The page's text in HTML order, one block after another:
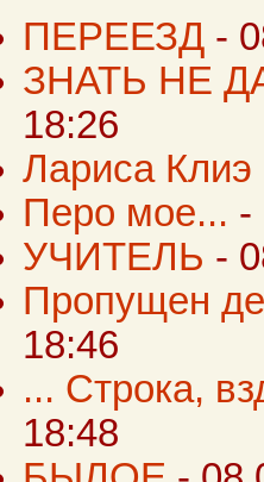
ПЕРЕЕЗД -
ЗНАТЬ НЕ
18:26
Лариса Клиэ
Перо мое... -
УЧИТЕЛЬ -
Пропущен
18:46
... Строка,
18:48